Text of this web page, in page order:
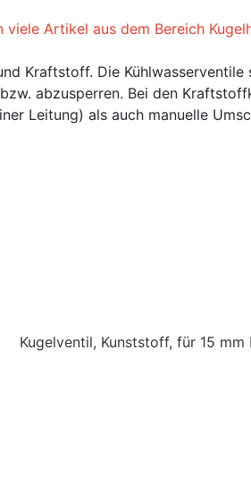
Artikel aus dem Bereich
Kraftstoff. Die
abzusperren. Bei den
Leitung) als auch manuelle
Kugelventil, Kunststoff, für 15 mm